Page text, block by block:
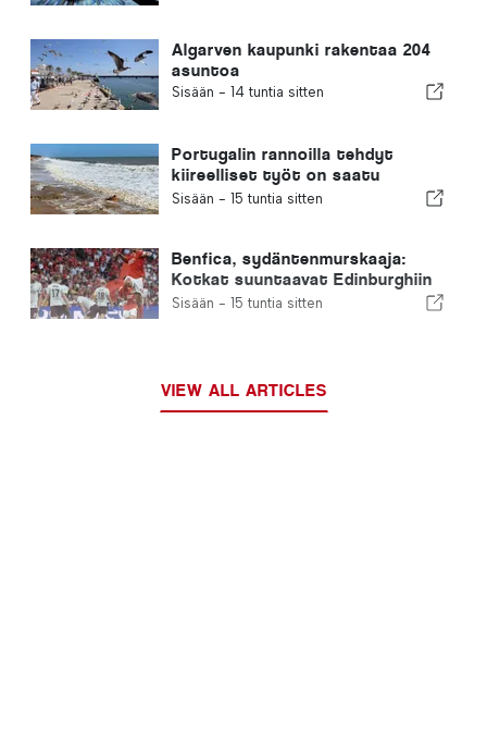
Algarven kaupunki rakentaa 204
asuntoa
Sisään - 14 tuntia sitten
Portugalin rannoilla tehdyt
kiireelliset työt on saatu
päätökseen
Sisään - 15 tuntia sitten
Benfica, sydäntenmurskaaja:
Kotkat suuntaavat Edinburghiin
jo toinen jalka seuraavalla
Sisään - 15 tuntia sitten
VIEW ALL ARTICLES